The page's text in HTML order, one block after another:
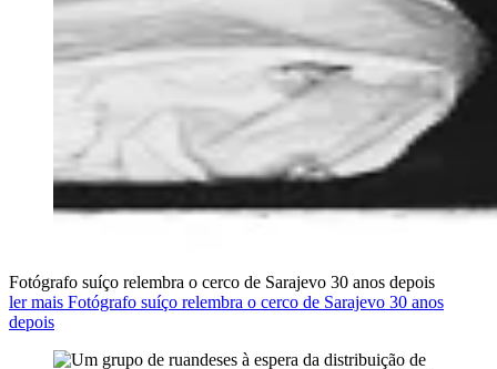
Fotógrafo suíço relembra o cerco de Sarajevo 30 anos depois
ler mais Fotógrafo suíço relembra o cerco de Sarajevo 30 anos
depois